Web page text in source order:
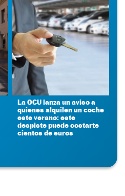
La OCU lanza un aviso a
quienes alquilen un coche
este verano: este
despiste puede costarte
cientos de euros